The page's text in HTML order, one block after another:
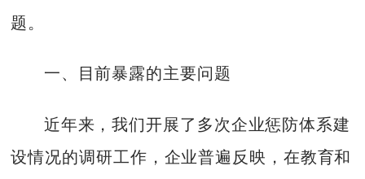
题。
一、目前暴露的主要问题
近年来，我们开展了多次企业惩防体系建
设情况的调研工作，企业普遍反映，在教育和